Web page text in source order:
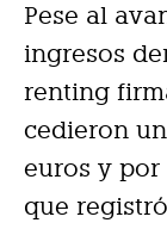
Pese al
ingresos
renting
cedieron un
euros y por
que